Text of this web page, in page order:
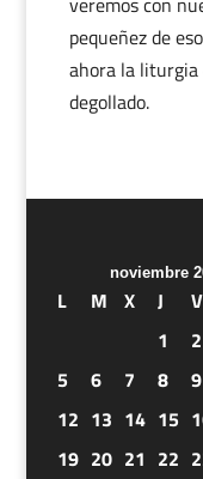
pequeñez de
ahora la liturgia
degollado.
noviembre
L M X J V
1
2
5
6 7 8 9
12 13 14 15
19 20 21 22